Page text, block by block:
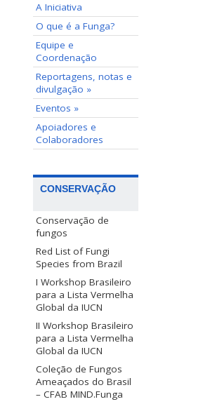
A Iniciativa
O que é a Funga?
Equipe e
Coordenação
Reportagens, notas e
divulgação »
Eventos »
Apoiadores e
Colaboradores
CONSERVAÇÃO
Conservação de
fungos
Red List of Fungi
Species from Brazil
I Workshop Brasileiro
para a Lista Vermelha
Global da IUCN
II Workshop Brasileiro
para a Lista Vermelha
Global da IUCN
Coleção de Fungos
Ameaçados do Brasil
– CFAB MIND.Funga